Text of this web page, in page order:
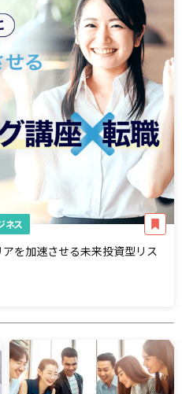
ネス
を加速させる未来投資型リス